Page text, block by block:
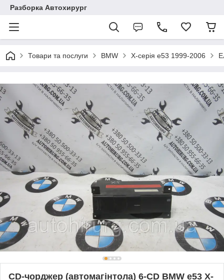
Разборка Автохирург
Товари та послуги BMW X-серія e53 1999-2006
CD-чорджер (автомагінтола) 6-CD BMW e53 X-